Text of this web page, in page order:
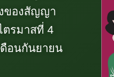
ของสัญญา
ตรมาสที่ 4
ดือนกันยายน